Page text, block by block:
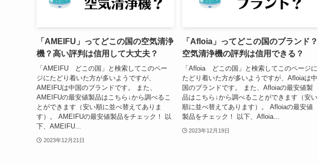
「AMEIFU」ってどこの国の空気清浄
機？高い評判は信用して大丈夫？
「AMEIFU どこの国」と検索してこのペー
ジにたどり着いた方が多いようですが、
AMEIFUは中国のブランドです。 また、
AMEIFUの最安値製品はこちら↓から調べるこ
とができます（安い順に並べ替えてありま
す）。 AMEIFUの最安値製品をチェック！ 以
下、AMEIFU...
2023年12月21日
「Afloia」ってどこの国のブランド？
空気清浄機の評判は信用できる？
「Afloia どこの国」と検索してこのページに
たどり着いた方が多いようですが、Afloiaは中
国のブランドです。 また、Afloiaの最安値製
品はこちら↓から調べることができます（安い
順に並べ替えてあります）。 Afloiaの最安値
製品をチェック！ 以下、Afloia...
2023年12月19日